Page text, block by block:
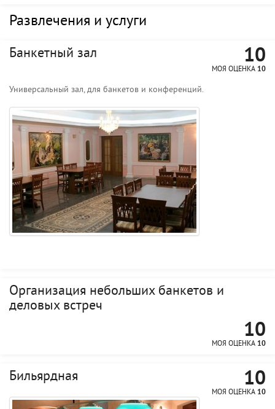
Развлечения и услуги
Банкетный зал 10
МОЯ ОЦЕНКА 10
Универсальный зал, для банкетов и конференций.
Организация небольших банкетов и
деловых встреч
10
МОЯ ОЦЕНКА 10
Бильярдная 10
МОЯ ОЦЕНКА 10